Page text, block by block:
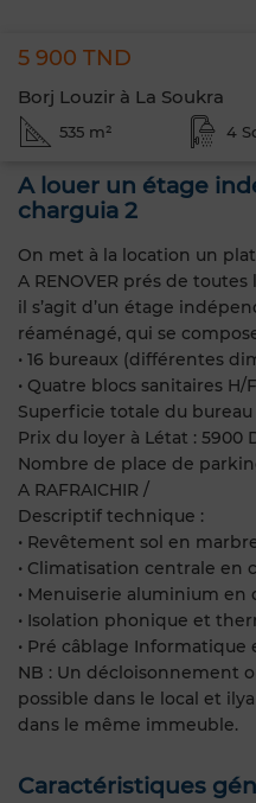
5 900 TND
Borj Louzir à La Soukra
535 m² 4
A louer un étage
charguia 2
On met à la location un
A RENOVER prés de
il s’agit d’un étage
réaménagé, qui se
• 16 bureaux (différentes
• Quatre blocs sanitaires H/F
Superficie totale du bureau
Prix du loyer à Létat : 5900
Nombre de place de
A RAFRAICHIR /
Descriptif technique :
• Revêtement sol en
• Climatisation centrale en
• Menuiserie aluminium en
• Isolation phonique et
• Pré câblage
NB : Un décloisonnement
possible dans le local et
dans le même immeuble.
Caractéristiques